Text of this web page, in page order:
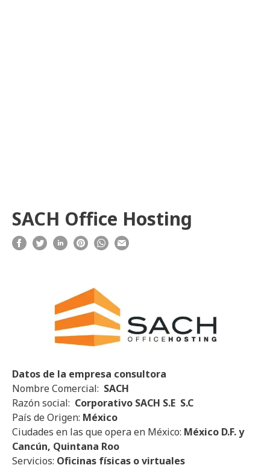
SACH Office Hosting
Datos de la empresa consultora
Nombre Comercial: SACH
Razón social: Corporativo SACH S.E S.C
País de Origen: México
Ciudades en las que opera en México: México D.F. y
Cancún, Quintana Roo
Servicios: Oficinas físicas o virtuales